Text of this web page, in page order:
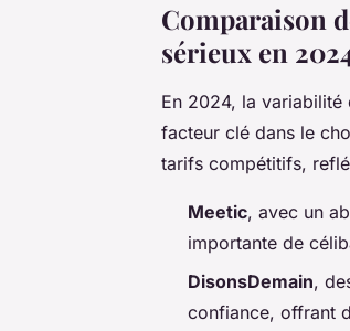
Comparaison
sérieux en
En 2024, la variabilité
facteur clé dans le
tarifs compétitifs,
Meetic, avec un
importante de
DisonsDemain,
confiance, offrant